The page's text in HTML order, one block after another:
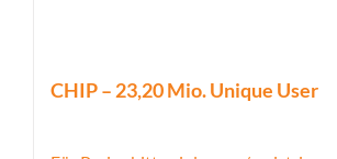
CHIP – 23,20 Mio. Unique User